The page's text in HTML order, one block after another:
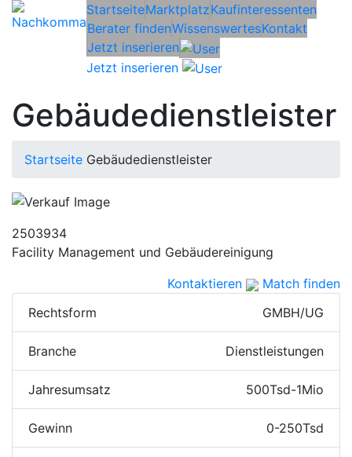
StartseiteMarktplatzKaufinteressenten
Berater findenWissenswertesKontakt
Jetzt inserieren
Jetzt inserieren
Gebäudedienstleister
Startseite Gebäudedienstleister
2503934
Facility Management und Gebäudereinigung
Kontaktieren
Match finden
Rechtsform
GMBH/UG
Branche Dienstleistungen
Jahresumsatz 500Tsd-1Mio
Gewinn 0-250Tsd